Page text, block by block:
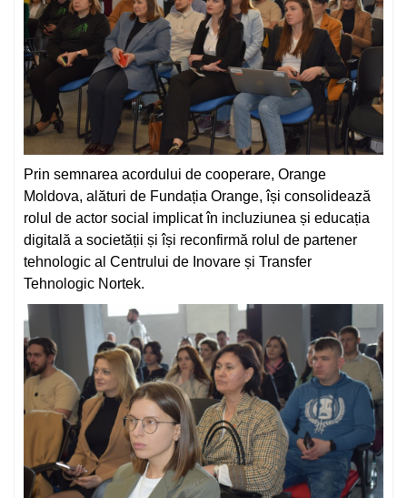
Prin semnarea acordului de cooperare, Orange
Moldova, alături de Fundația Orange, își consolidează
rolul de actor social implicat în incluziunea și educația
digitală a societății și își reconfirmă rolul de partener
tehnologic al Centrului de Inovare și Transfer
Tehnologic Nortek.